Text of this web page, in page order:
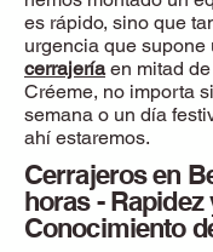
es rápido, sino que
urgencia que supone
cerrajeríaen mitad
Créeme, no importa
semana o un día
ahí estaremos.
Cerrajeros en
horas - Rapidez
Conocimiento